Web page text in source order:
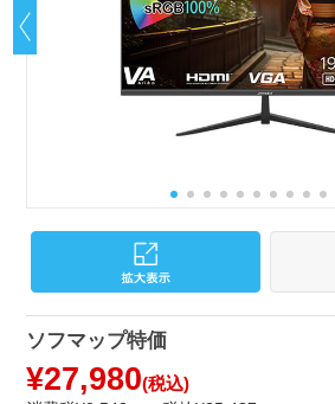
ソフマップ特価
¥27,980(税込)